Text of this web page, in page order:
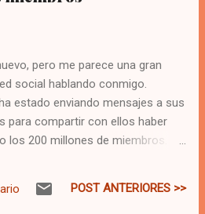
por qué nos quejamos
pero me parece una gran
social hablando conmigo.
estado enviando mensajes a sus
para compartir con ellos haber
los 200 millones de miembros.
POST ANTERIORES >>